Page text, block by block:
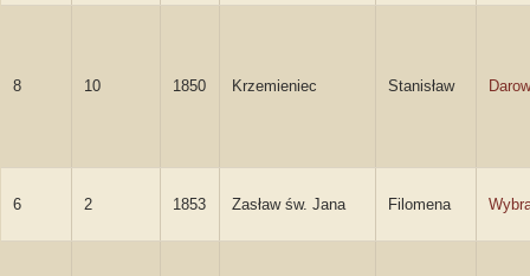
8 10 1850 Krzemieniec Stanisław
6 2 1853 Zasław św. Jana Filomena